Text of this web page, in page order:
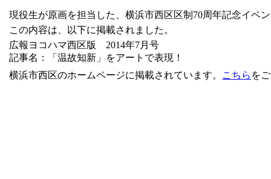
現役生が原画を担当した、横浜市西区区制70周年記念イベ
この内容は、以下に掲載されました。
広報ヨコハマ西区版 2014年7月号
記事名：「温故知新」をアートで表現！
横浜市西区のホームページに掲載されています。
こちら を